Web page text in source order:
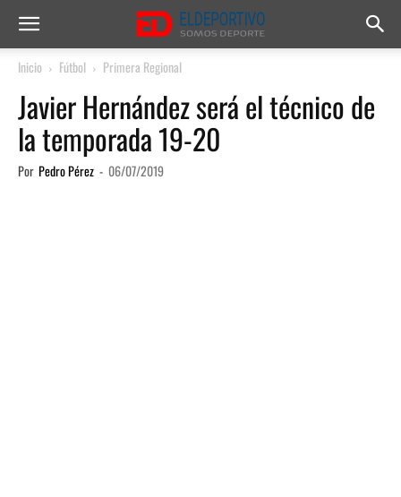
Inicio Fútbol Primera Regional
Javier Hernández será el técnico de
la temporada 19-20
Por Pedro Pérez - 06/07/2019